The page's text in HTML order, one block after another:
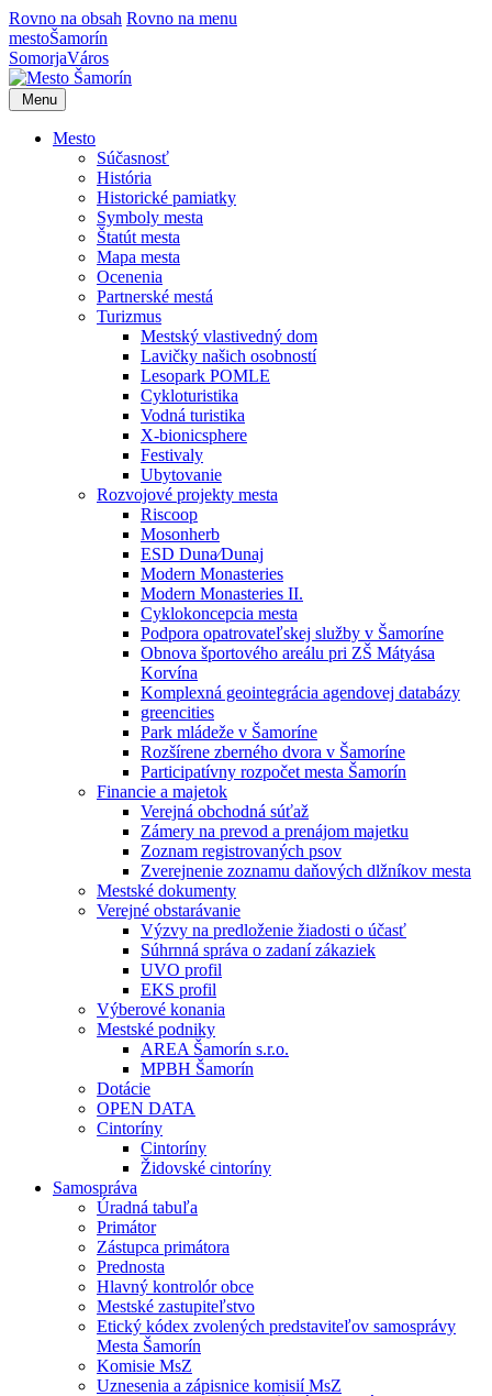
Rovno na obsah Rovno na menu
mestoŠamorín
SomorjaVáros
Menu
Mesto
Súčasnosť
História
Historické pamiatky
Symboly mesta
Štatút mesta
Mapa mesta
Ocenenia
Partnerské mestá
Turizmus
Mestský vlastivedný dom
Lavičky našich osobností
Lesopark POMLE
Cykloturistika
Vodná turistika
X-bionicsphere
Festivaly
Ubytovanie
Rozvojové projekty mesta
Riscoop
Mosonherb
ESD Duna⁄Dunaj
Modern Monasteries
Modern Monasteries II.
Cyklokoncepcia mesta
Podpora opatrovateľskej služby v Šamoríne
Obnova športového areálu pri ZŠ Mátyása
Korvína
Komplexná geointegrácia agendovej databázy
greencities
Park mládeže v Šamoríne
Rozšírene zberného dvora v Šamoríne
Participatívny rozpočet mesta Šamorín
Financie a majetok
Verejná obchodná súťaž
Zámery na prevod a prenájom majetku
Zoznam registrovaných psov
Zverejnenie zoznamu daňových dlžníkov mesta
Mestské dokumenty
Verejné obstarávanie
Výzvy na predloženie žiadosti o účasť
Súhrnná správa o zadaní zákaziek
UVO profil
EKS profil
Výberové konania
Mestské podniky
AREA Šamorín s.r.o.
MPBH Šamorín
Dotácie
OPEN DATA
Cintoríny
Cintoríny
Židovské cintoríny
Samospráva
Úradná tabuľa
Primátor
Zástupca primátora
Prednosta
Hlavný kontrolór obce
Mestské zastupiteľstvo
Etický kódex zvolených predstaviteľov samosprávy
Mesta Šamorín
Komisie MsZ
Uznesenia a zápisnice komisií MsZ